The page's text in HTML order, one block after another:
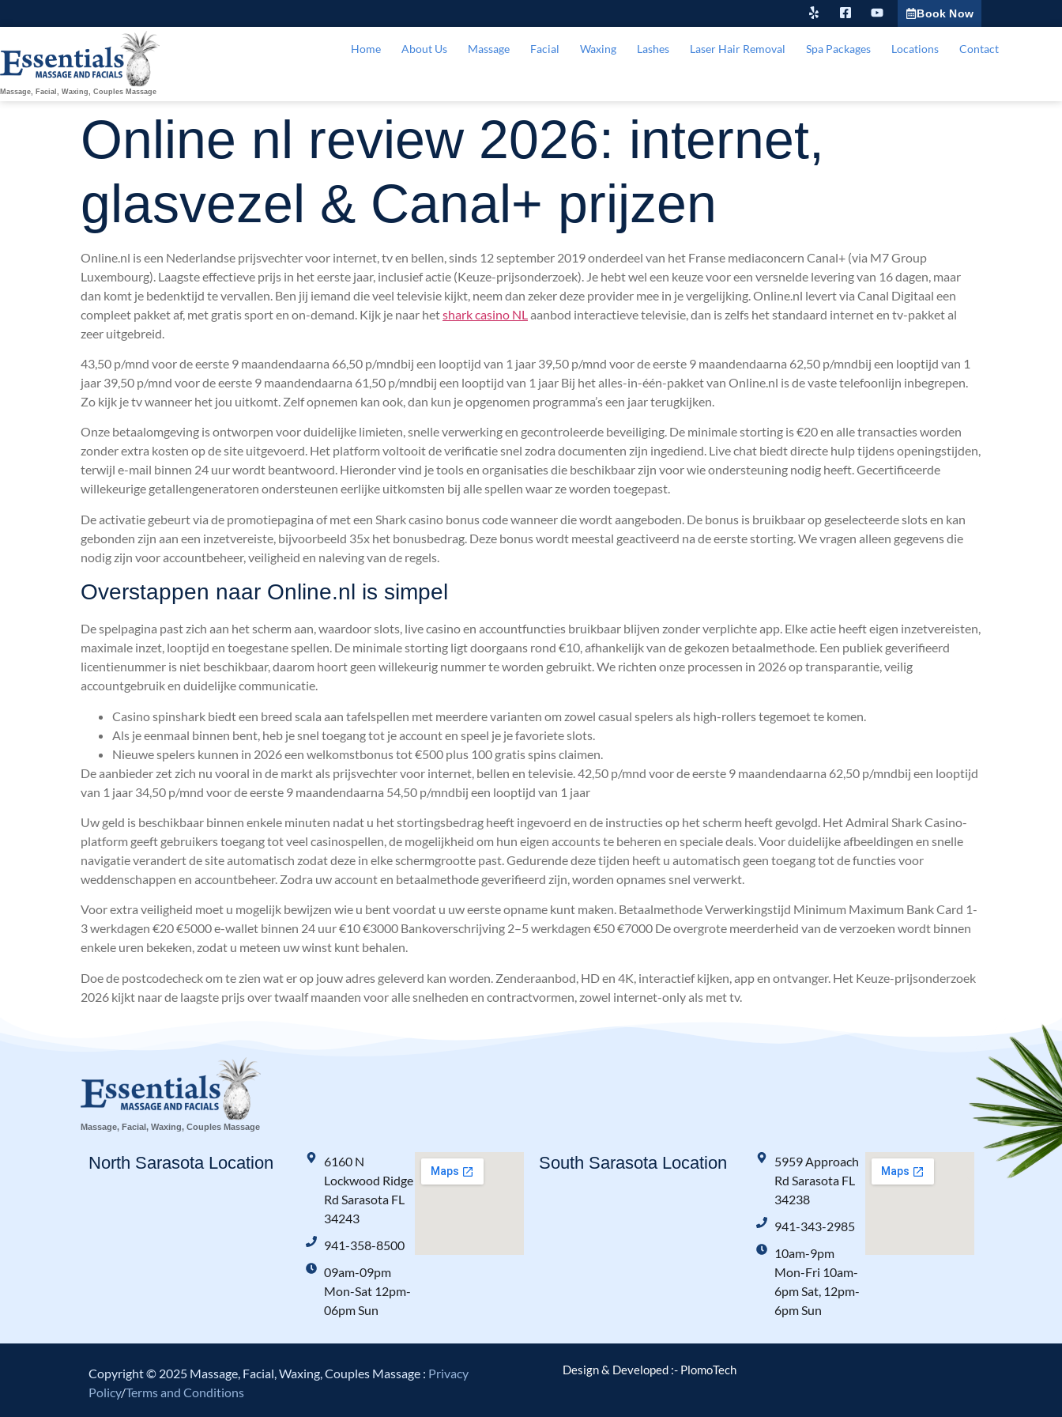
Book Now
Massage, Facial, Waxing, Couples Massage
Home About Us Massage Facial Waxing Lashes Laser Hair Removal Spa Packages Locations Contact
Online nl review 2026: internet,
glasvezel & Canal+ prijzen
Online.nl is een Nederlandse prijsvechter voor internet, tv en bellen, sinds 12 september 2019 onderdeel van het Franse mediaconcern Canal+ (via M7 Group
Luxembourg). Laagste effectieve prijs in het eerste jaar, inclusief actie (Keuze-prijsonderzoek). Je hebt wel een keuze voor een versnelde levering van 16 dagen, maar
dan komt je bedenktijd te vervallen. Ben jij iemand die veel televisie kijkt, neem dan zeker deze provider mee in je vergelijking. Online.nl levert via Canal Digitaal een
compleet pakket af, met gratis sport en on-demand. Kijk je naar hetshark casino NL aanbod interactieve televisie, dan is zelfs het standaard internet en tv-pakket al
zeer uitgebreid.
43,50 p/mnd voor de eerste 9 maandendaarna 66,50 p/mndbij een looptijd van 1 jaar 39,50 p/mnd voor de eerste 9 maandendaarna 62,50 p/mndbij een looptijd van 1
jaar 39,50 p/mnd voor de eerste 9 maandendaarna 61,50 p/mndbij een looptijd van 1 jaar Bij het alles-in-één-pakket van Online.nl is de vaste telefoonlijn inbegrepen.
Zo kijk je tv wanneer het jou uitkomt. Zelf opnemen kan ook, dan kun je opgenomen programma’s een jaar terugkijken.
Onze betaalomgeving is ontworpen voor duidelijke limieten, snelle verwerking en gecontroleerde beveiliging. De minimale storting is €20 en alle transacties worden
zonder extra kosten op de site uitgevoerd. Het platform voltooit de verificatie snel zodra documenten zijn ingediend. Live chat biedt directe hulp tijdens openingstijden,
terwijl e-mail binnen 24 uur wordt beantwoord. Hieronder vind je tools en organisaties die beschikbaar zijn voor wie ondersteuning nodig heeft. Gecertificeerde
willekeurige getallengeneratoren ondersteunen eerlijke uitkomsten bij alle spellen waar ze worden toegepast.
De activatie gebeurt via de promotiepagina of met een Shark casino bonus code wanneer die wordt aangeboden. De bonus is bruikbaar op geselecteerde slots en kan
gebonden zijn aan een inzetvereiste, bijvoorbeeld 35x het bonusbedrag. Deze bonus wordt meestal geactiveerd na de eerste storting. We vragen alleen gegevens die
nodig zijn voor accountbeheer, veiligheid en naleving van de regels.
Overstappen naar Online.nl is simpel
De spelpagina past zich aan het scherm aan, waardoor slots, live casino en accountfuncties bruikbaar blijven zonder verplichte app. Elke actie heeft eigen inzetvereisten,
maximale inzet, looptijd en toegestane spellen. De minimale storting ligt doorgaans rond €10, afhankelijk van de gekozen betaalmethode. Een publiek geverifieerd
licentienummer is niet beschikbaar, daarom hoort geen willekeurig nummer te worden gebruikt. We richten onze processen in 2026 op transparantie, veilig
accountgebruik en duidelijke communicatie.
Casino spinshark biedt een breed scala aan tafelspellen met meerdere varianten om zowel casual spelers als high-rollers tegemoet te komen.
Als je eenmaal binnen bent, heb je snel toegang tot je account en speel je je favoriete slots.
Nieuwe spelers kunnen in 2026 een welkomstbonus tot €500 plus 100 gratis spins claimen.
De aanbieder zet zich nu vooral in de markt als prijsvechter voor internet, bellen en televisie. 42,50 p/mnd voor de eerste 9 maandendaarna 62,50 p/mndbij een looptijd
van 1 jaar 34,50 p/mnd voor de eerste 9 maandendaarna 54,50 p/mndbij een looptijd van 1 jaar
Uw geld is beschikbaar binnen enkele minuten nadat u het stortingsbedrag heeft ingevoerd en de instructies op het scherm heeft gevolgd. Het Admiral Shark Casino-
platform geeft gebruikers toegang tot veel casinospellen, de mogelijkheid om hun eigen accounts te beheren en speciale deals. Voor duidelijke afbeeldingen en snelle
navigatie verandert de site automatisch zodat deze in elke schermgrootte past. Gedurende deze tijden heeft u automatisch geen toegang tot de functies voor
weddenschappen en accountbeheer. Zodra uw account en betaalmethode geverifieerd zijn, worden opnames snel verwerkt.
Voor extra veiligheid moet u mogelijk bewijzen wie u bent voordat u uw eerste opname kunt maken. Betaalmethode Verwerkingstijd Minimum Maximum Bank Card 1-
3 werkdagen €20 €5000 e-wallet binnen 24 uur €10 €3000 Bankoverschrijving 2–5 werkdagen €50 €7000 De overgrote meerderheid van de verzoeken wordt binnen
enkele uren bekeken, zodat u meteen uw winst kunt behalen.
Doe de postcodecheck om te zien wat er op jouw adres geleverd kan worden. Zenderaanbod, HD en 4K, interactief kijken, app en ontvanger. Het Keuze-prijsonderzoek
2026 kijkt naar de laagste prijs over twaalf maanden voor alle snelheden en contractvormen, zowel internet-only als met tv.
Massage, Facial, Waxing, Couples Massage
North Sarasota Location
6160 N
Lockwood Ridge
Rd Sarasota FL
34243
941-358-8500
09am-09pm
Mon-Sat 12pm-
06pm Sun
South Sarasota Location
5959 Approach
Rd Sarasota FL
34238
941-343-2985
10am-9pm
Mon-Fri 10am-
6pm Sat, 12pm-
6pm Sun
Copyright © 2025 Massage, Facial, Waxing, Couples Massage : Privacy
Policy/Terms and Conditions
Design & Developed :- PlomoTech